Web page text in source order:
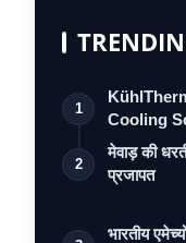
1
Cooling
2
मेवाड़ की
प्रजापत
भारतीय